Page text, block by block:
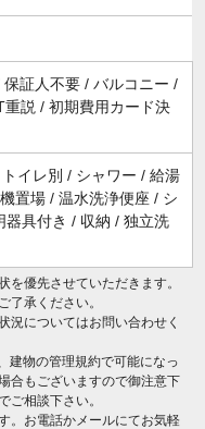
証人不要 / バルコニー /
説 / 初期費用カード決
イレ別 / シャワー / 給湯
置場 / 温水洗浄便座 / シ
器具付き / 収納 / 独立洗
優先させていただきます。
承ください。
況についてはお問い合わせく
建物の管理規約で可能になっ
合もございますので御注意下
ご相談下さい。
。お電話かメールにてお気軽